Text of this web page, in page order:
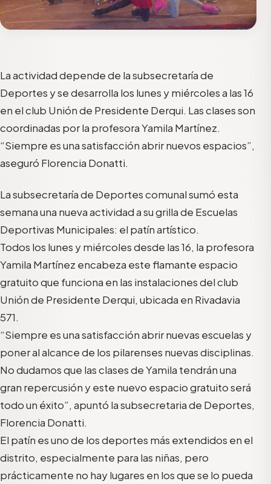
La actividad depende de la subsecretaría de
Deportes y se desarrolla los lunes y miércoles a las 16
en el club Unión de Presidente Derqui. Las clases son
coordinadas por la profesora Yamila Martínez.
“Siempre es una satisfacción abrir nuevos espacios”,
aseguró Florencia Donatti.
La subsecretaría de Deportes comunal sumó esta
semana una nueva actividad a su grilla de Escuelas
Deportivas Municipales: el patín artístico.
Todos los lunes y miércoles desde las 16, la profesora
Yamila Martínez encabeza este flamante espacio
gratuito que funciona en las instalaciones del club
Unión de Presidente Derqui, ubicada en Rivadavia
571.
“Siempre es una satisfacción abrir nuevas escuelas y
poner al alcance de los pilarenses nuevas disciplinas.
No dudamos que las clases de Yamila tendrán una
gran repercusión y este nuevo espacio gratuito será
todo un éxito”, apuntó la subsecretaria de Deportes,
Florencia Donatti.
El patín es uno de los deportes más extendidos en el
distrito, especialmente para las niñas, pero
prácticamente no hay lugares en los que se lo pueda